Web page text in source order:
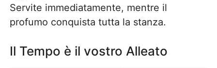
Servite immediatamente, mentre il
profumo conquista tutta la stanza.
Il Tempo è il vostro Alleato